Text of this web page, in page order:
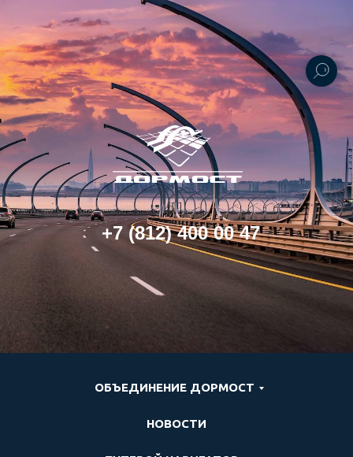
+7 (812) 400 00 47
ОБЪЕДИНЕНИЕ ДОРМОСТ
НОВОСТИ